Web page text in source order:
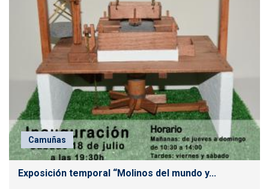
Camuñas
Exposición temporal “Molinos del mundo y...